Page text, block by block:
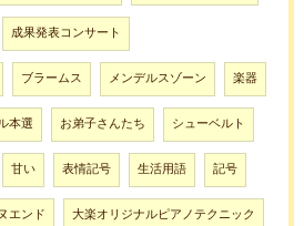
成果発表コンサート
ブラームス メンデルスゾーン 楽器
本選 お弟子さんたち シューベルト
甘い 表情記号 生活用語 記号
エンド 大楽オリジナルピアノテクニック